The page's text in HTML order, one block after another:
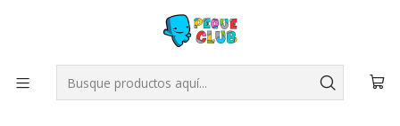
Air Hockey Turbo I 180x95x81 cm